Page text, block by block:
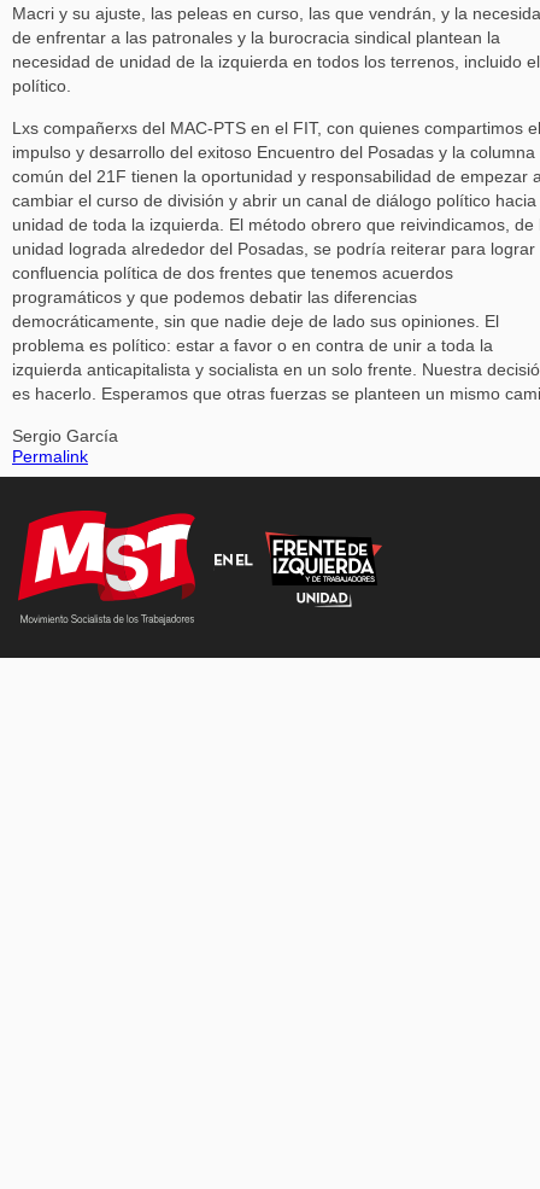
Macri y su ajuste, las peleas en curso, las que vendrán, y la
de enfrentar a las patronales y la burocracia sindical plantean la
necesidad de unidad de la izquierda en todos los terrenos, incluido el
político.
Lxs compañerxs del MAC-PTS en el FIT, con quienes compartimos el
impulso y desarrollo del exitoso Encuentro del Posadas y la columna
común del 21F tienen la oportunidad y responsabilidad de empezar
cambiar el curso de división y abrir un canal de diálogo político hacia
unidad de toda la izquierda. El método obrero que reivindicamos, de
unidad lograda alrededor del Posadas, se podría reiterar para lograr
confluencia política de dos frentes que tenemos acuerdos
programáticos y que podemos debatir las diferencias
democráticamente, sin que nadie deje de lado sus opiniones. El
problema es político: estar a favor o en contra de unir a toda la
izquierda anticapitalista y socialista en un solo frente. Nuestra
es hacerlo. Esperamos que otras fuerzas se planteen un mismo
Sergio García
Permalink